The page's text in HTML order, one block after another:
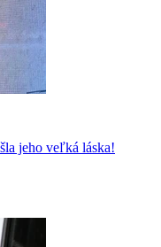
jeho veľká láska!